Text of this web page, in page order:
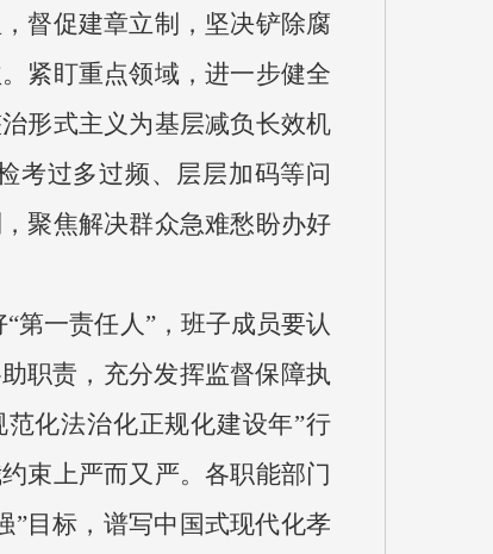
督促建章立制，坚决铲除腐
紧盯重点领域，进一步健全
形式主义为基层减负长效机
考过多过频、层层加码等问
聚焦解决群众急难愁盼办好
第一责任人”，班子成员要认
职责，充分发挥监督保障执
化法治化正规化建设年”行
束上严而又严。各职能部门
”目标，谱写中国式现代化孝